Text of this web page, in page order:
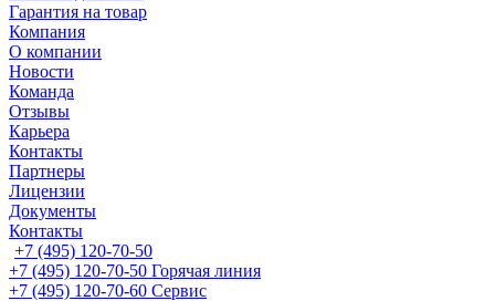
Гарантия на товар
Компания
О компании
Новости
Команда
Отзывы
Карьера
Контакты
Партнеры
Лицензии
Документы
Контакты
+7 (495) 120-70-50
+7 (495) 120-70-50 Горячая линия
+7 (495) 120-70-60 Сервис